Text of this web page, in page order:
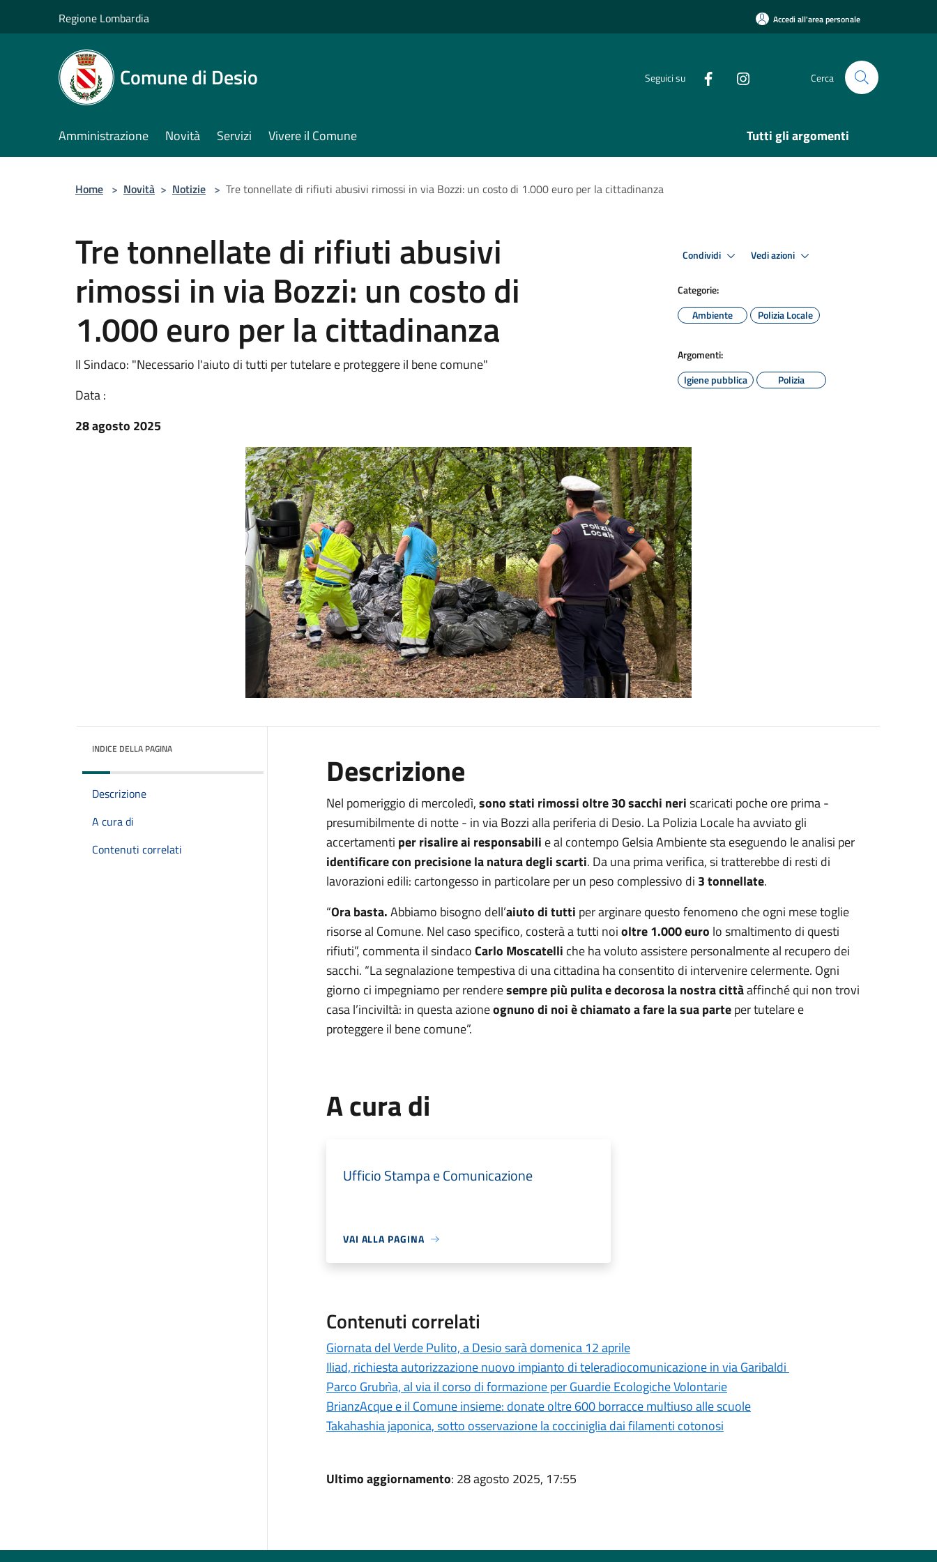
Regione Lombardia Accedi all'area personale
Comune di Desio Seguici su Cerca
Amministrazione Novità Servizi Vivere il Comune Tutti gli argomenti
Home > Novità > Notizie > Tre tonnellate di rifiuti abusivi rimossi in via Bozzi: un costo di 1.000 euro per la cittadinanza
Tre tonnellate di rifiuti abusivi
rimossi in via Bozzi: un costo di
1.000 euro per la cittadinanza
Il Sindaco: "Necessario l'aiuto di tutti per tutelare e proteggere il bene comune"
Data :
28 agosto 2025
Condividi Vedi azioni
Categorie:
Ambiente
Polizia Locale
Argomenti:
Igiene pubblica
Polizia
INDICE DELLA PAGINA
Descrizione
A cura di
Contenuti correlati
Descrizione
Nel pomeriggio di mercoledì,sono stati rimossi oltre 30 sacchi neriscaricati poche ore prima -
presumibilmente di notte - in via Bozzi alla periferia di Desio. La Polizia Locale ha avviato gli
accertamenti per risalire ai responsabili e al contempo Gelsia Ambiente sta eseguendo le analisi per
identificare con precisione la natura degli scarti. Da una prima verifica, si tratterebbe di resti di
lavorazioni edili: cartongesso in particolare per un peso complessivo di 3 tonnellate.
“Ora basta.Abbiamo bisogno dell’aiuto di tutti per arginare questo fenomeno che ogni mese toglie
risorse al Comune. Nel caso specifico, costerà a tutti noioltre 1.000 euro lo smaltimento di questi
rifiuti”, commenta il sindacoCarlo Moscatelli che ha voluto assistere personalmente al recupero dei
sacchi. “La segnalazione tempestiva di una cittadina ha consentito di intervenire celermente. Ogni
giorno ci impegniamo per renderesempre più pulita e decorosa la nostra cittàaffinché qui non trovi
casa l’inciviltà: in questa azioneognuno di noi è chiamato a fare la sua parteper tutelare e
proteggere il bene comune”.
A cura di
Ufficio Stampa e Comunicazione
VAI ALLA PAGINA
Contenuti correlati
Giornata del Verde Pulito, a Desio sarà domenica 12 aprile
Iliad, richiesta autorizzazione nuovo impianto di teleradiocomunicazione in via Garibaldi
Parco Grubrìa, al via il corso di formazione per Guardie Ecologiche Volontarie
BrianzAcque e il Comune insieme: donate oltre 600 borracce multiuso alle scuole
Takahashia japonica, sotto osservazione la cocciniglia dai filamenti cotonosi
Ultimo aggiornamento: 28 agosto 2025, 17:55